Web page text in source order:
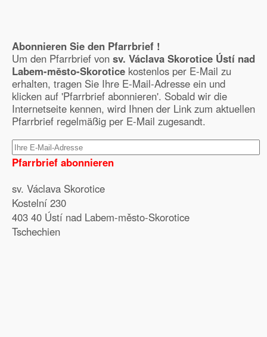
Abonnieren Sie den Pfarrbrief !
Um den Pfarrbrief von sv. Václava Skorotice Ústí nad
Labem-město-Skorotice kostenlos per E-Mail zu
erhalten, tragen Sie Ihre E-Mail-Adresse ein und
klicken auf 'Pfarrbrief abonnieren'. Sobald wir die
Internetseite kennen, wird Ihnen der Link zum aktuellen
Pfarrbrief regelmäßig per E-Mail zugesandt.
Pfarrbrief abonnieren
sv. Václava Skorotice
Kostelní 230
403 40 Ústí nad Labem-město-Skorotice
Tschechien